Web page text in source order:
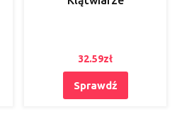
32.59zł
Sprawdź